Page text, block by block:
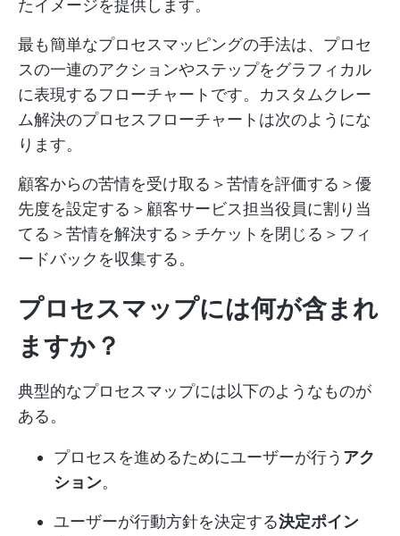
たイメージを提供します。
最も簡単なプロセスマッピングの手法は、プロセ
スの一連のアクションやステップをグラフィカル
に表現するフローチャートです。カスタムクレー
ム解決のプロセスフローチャートは次のようにな
ります。
顧客からの苦情を受け取る＞苦情を評価する＞優
先度を設定する＞顧客サービス担当役員に割り当
てる＞苦情を解決する＞チケットを閉じる＞フィ
ードバックを収集する。
プロセスマップには何が含まれ
ますか？
典型的なプロセスマップには以下のようなものが
ある。
プロセスを進めるためにユーザーが行う アク
ション。
ユーザーが行動方針を決定する決定ポイン